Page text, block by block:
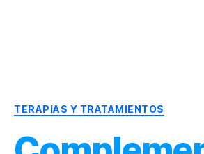
Terapia
Nutricional
TERAPIAS Y TRATAMIENTOS